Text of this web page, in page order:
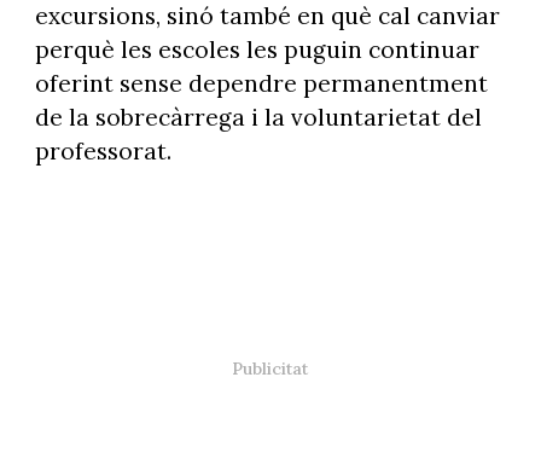
excursions, sinó també en què cal canviar
perquè les escoles les puguin continuar
oferint sense dependre permanentment
de la sobrecàrrega i la voluntarietat del
professorat.